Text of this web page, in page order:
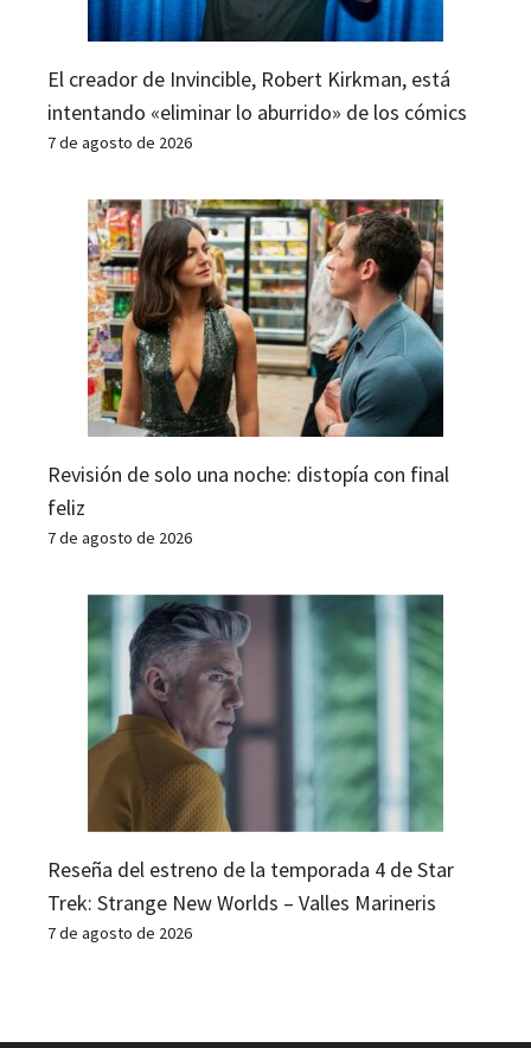
El creador de Invincible, Robert Kirkman, está
intentando «eliminar lo aburrido» de los cómics
7 de agosto de 2026
Revisión de solo una noche: distopía con final
feliz
7 de agosto de 2026
Reseña del estreno de la temporada 4 de Star
Trek: Strange New Worlds – Valles Marineris
7 de agosto de 2026